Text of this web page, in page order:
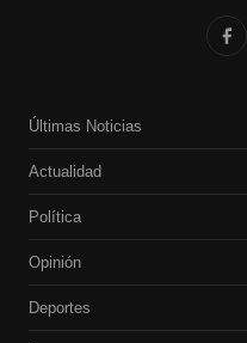
Últimas Noticias
Actualidad
Política
Opinión
Deportes